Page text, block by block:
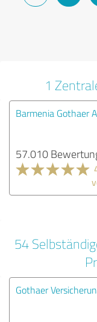
1
Barmenia Gothaer
57.010
54
Gothaer